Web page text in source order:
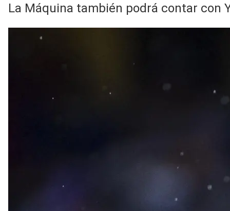
La Máquina también podrá contar con